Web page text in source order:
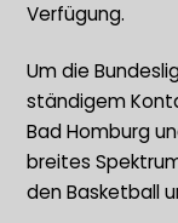
Verfügung.
Um die
ständigem
Bad Homburg
breites
den Basketball